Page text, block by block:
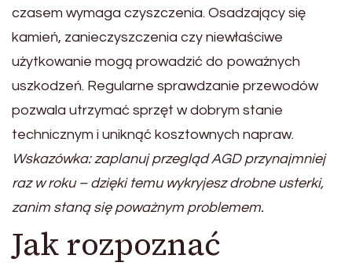
czasem wymaga czyszczenia. Osadzający się
kamień, zanieczyszczenia czy niewłaściwe
użytkowanie mogą prowadzić do poważnych
uszkodzeń. Regularne sprawdzanie przewodów
pozwala utrzymać sprzęt w dobrym stanie
technicznym i uniknąć kosztownych napraw.
Wskazówka: zaplanuj przegląd AGD przynajmniej
raz w roku – dzięki temu wykryjesz drobne usterki,
zanim staną się poważnym problemem.
Jak rozpoznać